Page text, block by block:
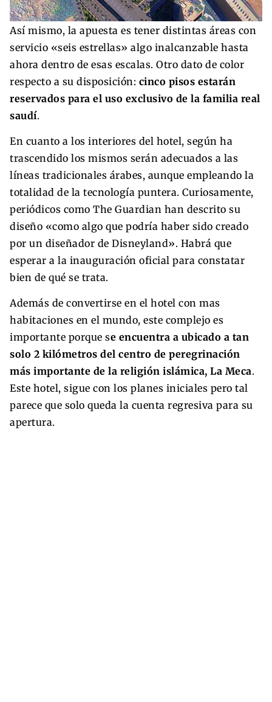
Así mismo, la apuesta es tener distintas áreas con
servicio «seis estrellas» algo inalcanzable hasta
ahora dentro de esas escalas. Otro dato de color
respecto a su disposición: cinco pisos estarán
reservados para el uso exclusivo de la familia real
saudí.
En cuanto a los interiores del hotel, según ha
trascendido los mismos serán adecuados a las
líneas tradicionales árabes, aunque empleando la
totalidad de la tecnología puntera. Curiosamente,
periódicos como The Guardian han descrito su
diseño «como algo que podría haber sido creado
por un diseñador de Disneyland». Habrá que
esperar a la inauguración oficial para constatar
bien de qué se trata.
Además de convertirse en el hotel con mas
habitaciones en el mundo, este complejo es
importante porque se encuentra a ubicado a tan
solo 2 kilómetros del centro de peregrinación
más importante de la religión islámica, La Meca.
Este hotel, sigue con los planes iniciales pero tal
parece que solo queda la cuenta regresiva para su
apertura.